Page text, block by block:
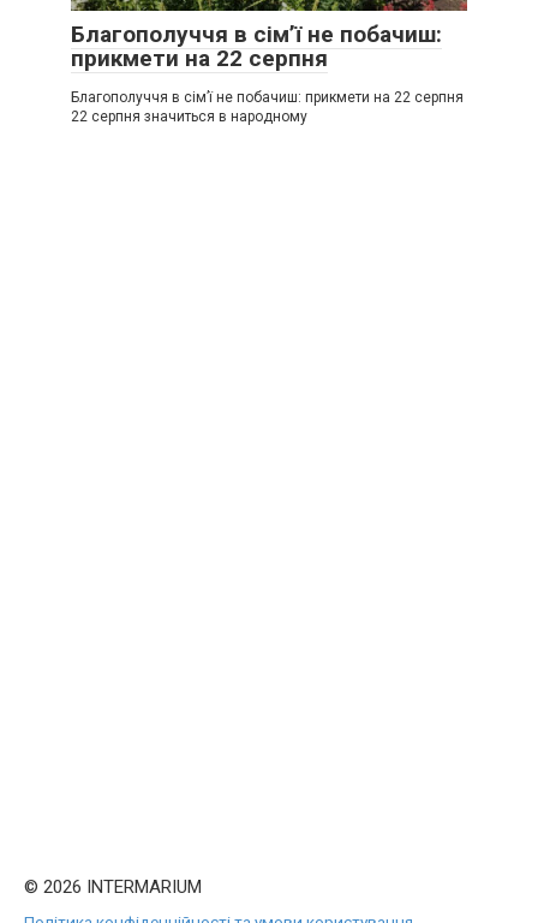
Благополуччя в сім’ї не побачиш:
прикмети на 22 серпня
Благополуччя в сім’ї не побачиш: прикмети на 22 серпня
22 серпня значиться в народному
© 2026 INTERMARIUM